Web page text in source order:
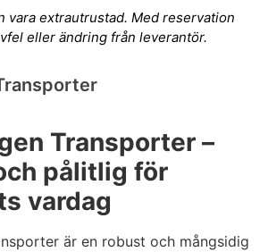
vara extrautrustad. Med reservation
eller ändring från leverantör.
Transporter –
pålitlig för
vardag
är en robust och mångsidig